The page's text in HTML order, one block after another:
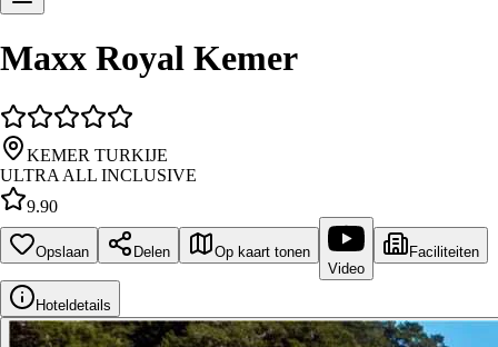
Maxx Royal Kemer
KEMER TURKIJE
ULTRA ALL INCLUSIVE
9.90
Opslaan Delen
Op kaart tonen
Video
Faciliteiten
Hoteldetails